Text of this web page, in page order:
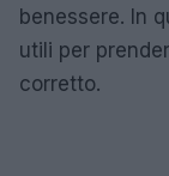
benessere. In
utili per
corretto.